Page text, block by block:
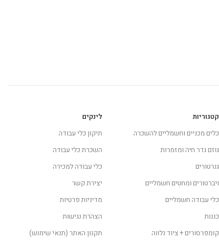
לינקים
תיקון כלי עבודה
השכרת כלי עבודה
כלי עבודה למכירה
יצירת קשר
מדיניות פרטיות
הצהרת נגישות
תקנון האתר (תנאי שימוש)
קטגוריות
כלים מכניים וחשמליים להשכרה
גוזם גדר חיה ומזמרות
גנרטורים
ויברטורים ומחטים חשמליים
כלי עבודה חשמליים
כננות
קומפרסורים + ציוד נלווה